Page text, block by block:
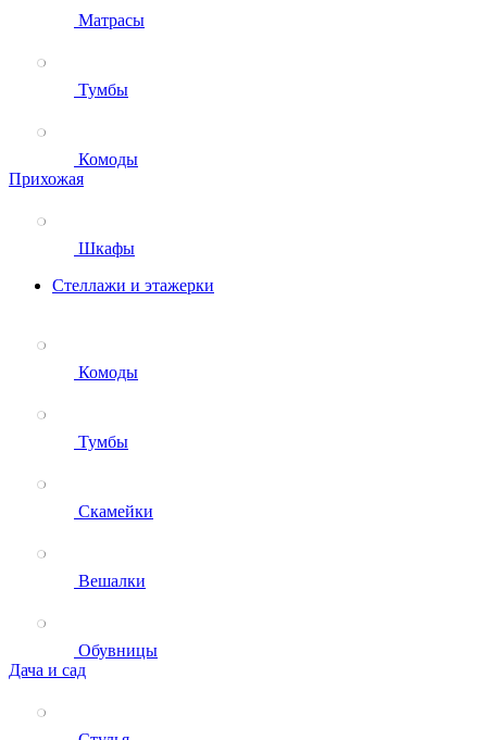
Матрасы
Тумбы
Комоды
Прихожая
Шкафы
Стеллажи и этажерки
Комоды
Тумбы
Скамейки
Вешалки
Обувницы
Дача и сад